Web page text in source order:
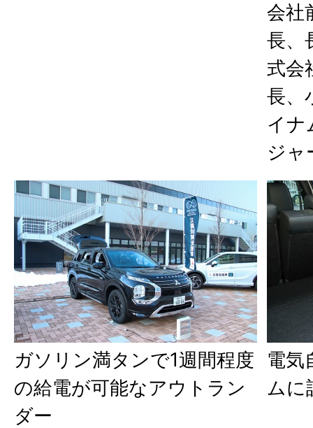
会社
長、
式会
長、
イナ
ジャ
ガソリン満タンで1週間程度
の給電が可能なアウトラン
ダー
電気
ムに